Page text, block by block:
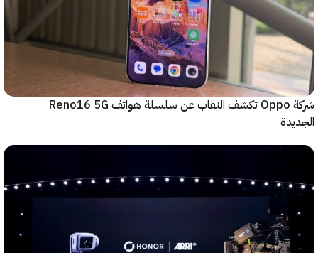
شركة Oppo تكشف النقاب عن سلسلة هواتف Reno16 5G